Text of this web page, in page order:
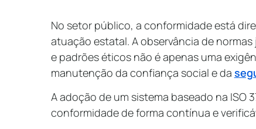
No setor público, a conformidade está
atuação estatal. A observância de normas
e padrões éticos não é apenas uma
manutenção da confiança social e da
A adoção de um sistema baseado na ISO
conformidade de forma contínua e